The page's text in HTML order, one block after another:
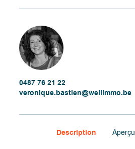
0487 76 21 22
veronique.bastien@wellimmo.be
Description Aperçu